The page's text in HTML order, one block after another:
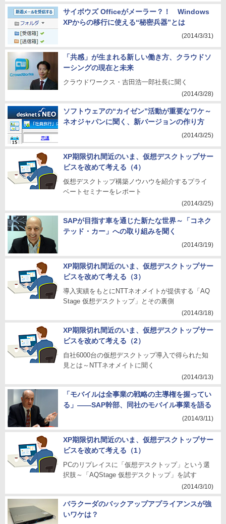
サイボウズ Officeがメーラー？！ Windows
XPからの移行に使える“秘密兵器”とは
(2014/3/31)
「共感」が生まれる新しい働き方、クラウドソ
ーシングの現在と未来
クラウドワークス・吉田浩一郎社長に聞く
(2014/3/28)
ソフトウェアの“カイゼン”活動が重要なワケ～
ネオジャパンに聞く、新バージョンの作り方
(2014/3/25)
XP期限切れ間近のいま、仮想デスクトップサー
ビスを改めて考える（4）
仮想デスクトップ構築ノウハウを紹介するプライ
ベートセミナーをレポート
(2014/3/25)
SAPが目指す車を通じた新たな世界～「コネク
テッド・カー」への取り組みを聞く
(2014/3/19)
XP期限切れ間近のいま、仮想デスクトップサー
ビスを改めて考える（3）
導入実績をもとにNTTネオメイトが提供する「AQ
Stage 仮想デスクトップ」とその裏側
(2014/3/18)
XP期限切れ間近のいま、仮想デスクトップサー
ビスを改めて考える（2）
自社6000台の仮想デスクトップ導入で得られた知
見とは～NTTネオメイトに聞く
(2014/3/13)
「モバイルは全事業の戦略の主導権を握ってい
る」――SAP幹部、同社のモバイル事業を語る
(2014/3/11)
XP期限切れ間近のいま、仮想デスクトップサー
ビスを改めて考える（1）
PCのリプレイスに「仮想デスクトップ」という選
択肢～「AQStage 仮想デスクトップ」を試す
(2014/3/10)
バラクーダのバックアップアプライアンスが強
いワケは？